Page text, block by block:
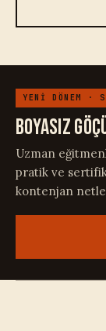
YENİ DÖNEM ·
BOYASIZ
Uzman
pratik ve
kontenjan